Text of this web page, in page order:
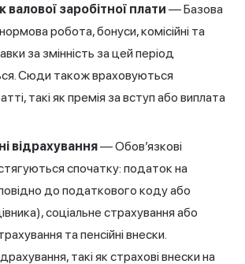
валової заробітної плати — Базова
робота, бонуси, комісійні та
за змінність за цей період
Сюди також враховуються
такі як премія за вступ або виплата
відрахування— Обов’язкові
спочатку: податок на
до податкового коду або
соціальне страхування або
та пенсійні внески.
такі як страхові внески на